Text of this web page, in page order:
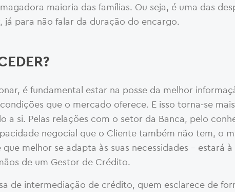
maioria das famílias. Ou seja, é uma das
já para não falar da duração do encargo.
é fundamental estar na posse da melhor
que o mercado oferece. E isso torna-se
a si. Pelas relações com o setor da Banca, pelo
negocial que o Cliente também não tem, o
melhor se adapta às suas necessidades – estará
de um Gestor de Crédito.
de intermediação de crédito, quem esclarece de